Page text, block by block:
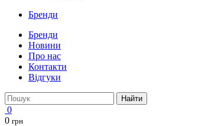
Бренди
Бренди
Новини
Про нас
Контакти
Відгуки
Найти
0
0 грн